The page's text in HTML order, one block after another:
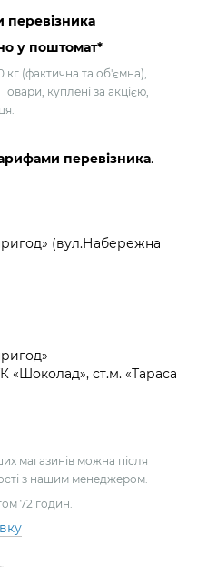
перевізника
у поштомат*
кг (фактична та об'ємна),
куплені за акцією,
перевізника.
(вул.Набережна
«Шоколад», ст.м. «Тараса
магазинів можна після
з нашим менеджером.
72 годин.